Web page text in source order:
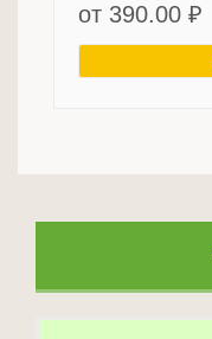
от 390.00 ₽